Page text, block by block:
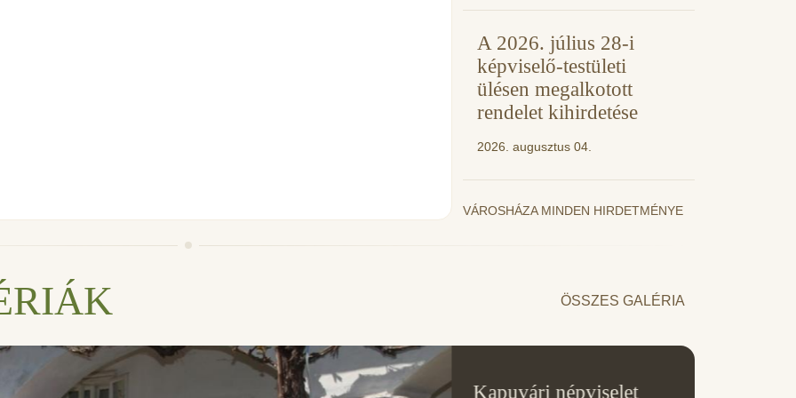
A 2026. július 28-i
képviselő-testületi
ülésen megalkotott
rendelet kihirdetése
2026. augusztus 04.
VÁROSHÁZA MINDEN HIRDETMÉNYE
ÖSSZES GALÉRIA
Kapuvári népviselet